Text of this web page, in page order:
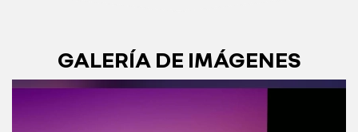
GALERÍA DE IMÁGENES